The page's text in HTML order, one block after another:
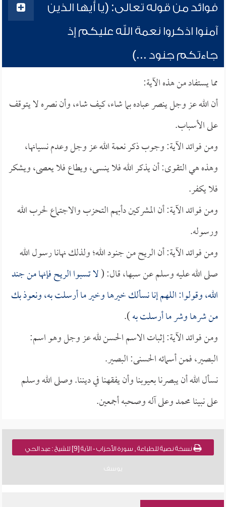
فوائد من قوله تعالى: (يا أيها الذين
آمنوا اذكروا نعمة الله عليكم إذ
جاءتكم جنود ...)
مما يستفاد من هذه الآية:
أن الله عز وجل ينصر عباده بما شاء، كيف شاء، وأن نصره لا يتوقف
على الأسباب.
ومن فوائد الآية: وجوب ذكر نعمة الله عز وجل وعدم نسيانها،
وهذه هي التقوى: أن يذكر الله فلا ينسى، ويطاع فلا يعصى، ويشكر
فلا يكفر.
ومن فوائد الآية: أن المشركين دأبهم التحزب والاجتماع لحرب الله
ورسوله.
ومن فوائد الآية: أن الريح من جنود الله؛ ولذلك نهانا رسول الله
صلى الله عليه وسلم عن سبها، قال: (لا تسبوا الريح فإنها من جند
الله، وقولوا: اللهم إنا نسألك خيرها وخير ما أرسلت به، ونعوذ بك
من شرها وشر ما أرسلت به).
ومن فوائد الآية: إثبات الاسم الحسن لله عز وجل وهو اسم:
البصير، فمن أسمائه الحسنى: البصير.
نسأل الله أن يبصرنا بعيوبنا وأن يفقهنا في ديننا. وصلى الله وسلم
على نبينا محمد وعلى آله وصحبه أجمعين.
نسخة نصية للطباعة , سورة الأحزاب - الآية [9] للشيخ : عبد الحي
يوسف